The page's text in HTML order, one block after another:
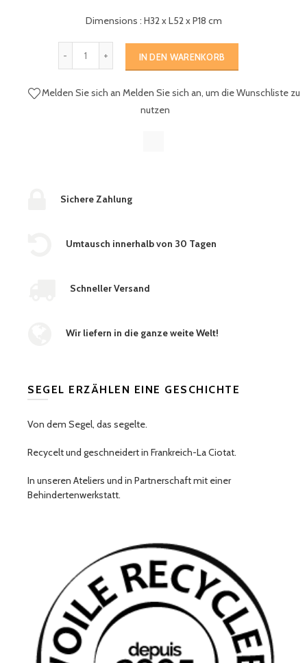
Dimensions : H32 x L52 x P18 cm
IN DEN WARENKORB
Melden Sie sich an Melden Sie sich an, um die Wunschliste zu
nutzen
Sichere Zahlung
Umtausch innerhalb von 30 Tagen
Schneller Versand
Wir liefern in die ganze weite Welt!
SEGEL ERZÄHLEN EINE GESCHICHTE
Von dem Segel, das segelte.
Recycelt und geschneidert in Frankreich-La Ciotat.
In unseren Ateliers und in Partnerschaft mit einer
Behindertenwerkstatt.